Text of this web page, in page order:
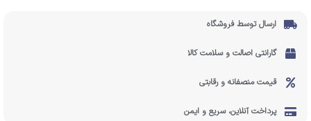
ارسال توسط فروشگاه
گارانتی اصالت و سلامت کالا
قیمت منصفانه و رقابتی
پرداخت آنلاین، سریع و ایمن